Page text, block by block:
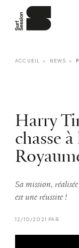
ACCUEIL NEWS
Harry
chasse
Sa mission,
est une réussite !
12/10/2021 PAR